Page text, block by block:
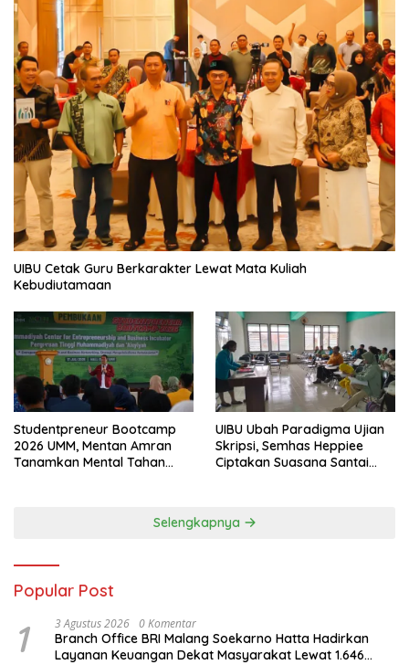
UIBU Cetak Guru Berkarakter Lewat Mata Kuliah
Kebudiutamaan
Studentpreneur Bootcamp
2026 UMM, Mentan Amran
Tanamkan Mental Tahan
UIBU Ubah Paradigma Ujian
Skripsi, Semhas Heppiee
Ciptakan Suasana Santai
Selengkapnya
Popular Post
1 3 Agustus 2026 0 Komentar
Branch Office BRI Malang Soekarno Hatta Hadirkan
Layanan Keuangan Dekat Masyarakat Lewat 1.646